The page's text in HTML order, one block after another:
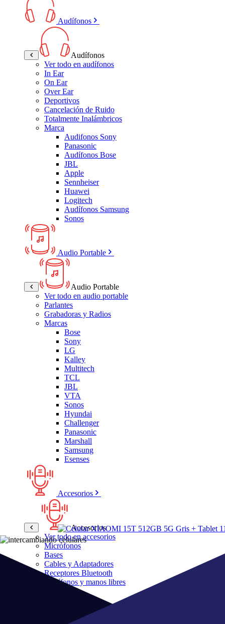
Audífonos
Audífonos
Ver todo en audífonos
In Ear
On Ear
Over Ear
Deportivos
Cancelación de Ruido
Totalmente Inalámbricos
Marca
Audifonos Sony
Panasonic
Audífonos Bose
JBL
Apple
Sennheiser
Huawei
Logitech
Audífonos Samsung
Sonos
Audio Portable
Audio Portable
Ver todo en audio portable
Parlantes
Grabadoras y Radios
Marcas
Bose
Sony
LG
Kalley
Multitech
TCL
JBL
VTA
Sonos
Hyundai
Challenger
Panasonic
Marshall
Samsung
Esenses
Accesorios
Accesorios
Ver todo en accesorios
Micrófonos
Bases
Cables y Adaptadores
Receptores Bluetooth
Audífonos y manos libres